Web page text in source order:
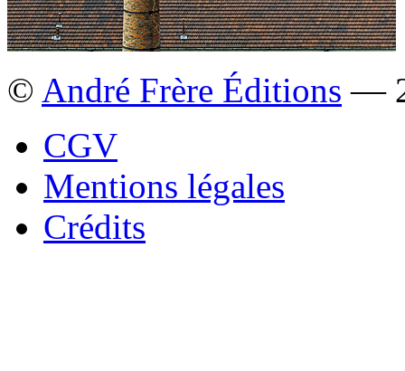
© André Frère Éditions —
CGV
Mentions légales
Crédits